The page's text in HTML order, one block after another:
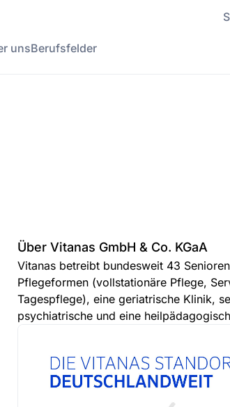
unsBerufsfelder
Über Vitanas GmbH & Co. KGaA
Vitanas betreibt bundesweit 43
Pflegeformen (vollstationäre Pflege,
Tagespflege), eine geriatrische Klinik,
psychiatrische und eine